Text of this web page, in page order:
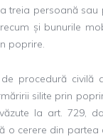
treia persoană
și bunurile
poprire.
procedură
silite prin
la art. 729,
o cerere din